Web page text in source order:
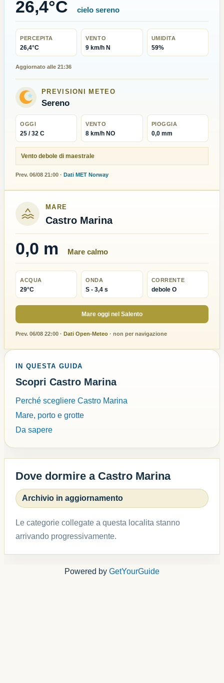
26,4°C cielo sereno
PERCEPITA
26,4°C
VENTO
9 km/h N
UMIDITA
59%
Aggiornato alle 21:36
PREVISIONI METEO
Sereno
OGGI
25 / 32 C
VENTO
8 km/h NO
PIOGGIA
0,0 mm
Vento debole di maestrale
Prev. 06/08 21:00 · Dati MET Norway
MARE
Castro Marina
0,0 m Mare calmo
ACQUA
29°C
ONDA
S - 3,4 s
CORRENTE
debole O
Mare oggi nel Salento
Prev. 06/08 22:00 · Dati Open-Meteo · non per navigazione
IN QUESTA GUIDA
Scopri Castro Marina
Perché scegliere Castro Marina
Mare, porto e grotte
Da sapere
Dove dormire a Castro Marina
Archivio in aggiornamento
Le categorie collegate a questa localita stanno
arrivando progressivamente.
Powered by GetYourGuide